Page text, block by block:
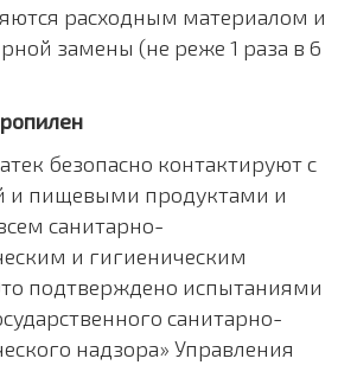
расходным материалом и
замены (не реже 1 раза в 6
безопасно контактируют с
и пищевыми продуктами и
санитарно-
и гигиеническим
подтверждено испытаниями
санитарно-
надзора» Управления